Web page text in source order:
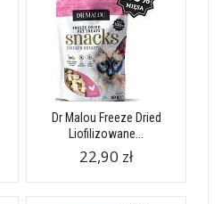
Dr Malou Freeze Dried
Liofilizowane...
22,90 zł